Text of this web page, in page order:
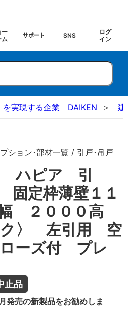
ー
ム
サポート SNS
ログ
イン
を実現する企業 DAIKEN 建
ション･部材一覧 / 引戸･吊戸
ハピア 引
定枠薄壁１１
２０００高
ク〉 左引用 空
ーズ付 プレ
止品
売の新製品をお勧めしま